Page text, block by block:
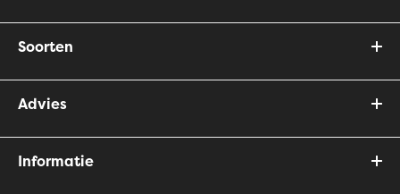
Soorten
Advies
Informatie